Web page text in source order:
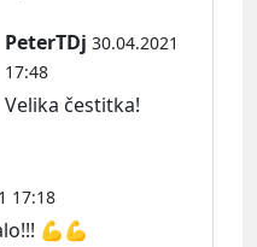
PeterTDj 30.04.2021
17:48
Velika čestitka!
17:18
💪💪